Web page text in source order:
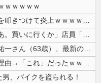
ｗｗｗｗｗ
【悲報】 有吉、一般人に「ド正論」を叩きつけて炎上ｗｗｗｗｗｗｗｗ
【画像】 ワイ「アルファードいいなあ。買いに行くか」店員「ほいっ見積も...
【画像】 「キム兄」こと芸人・木村祐一さん（63歳）、最新の松本人志さ...
【凄すぎる】 力士の嫁に美人が多い理由→「これ」だったｗｗｗｗｗｗｗ
、バイクを盗られる！